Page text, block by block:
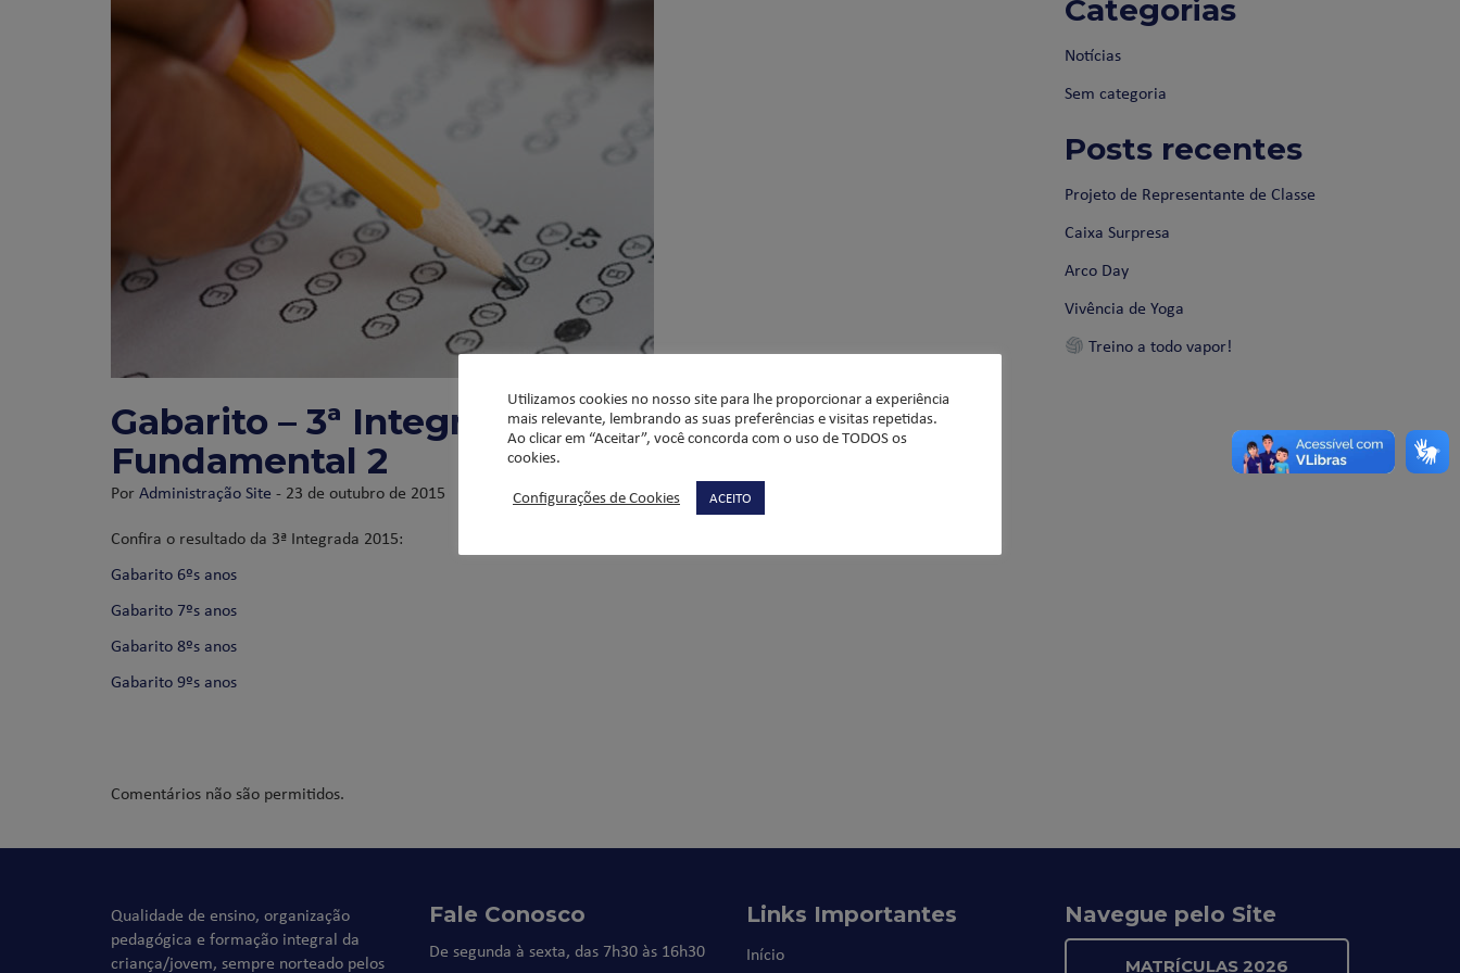
Gabarito – 3ª Integrada 2015 – Ensino
Fundamental 2
PorAdministração Site - 23 de outubro de 2015
Confira o resultado da 3ª Integrada 2015:
Gabarito 6ºs anos
Gabarito 7ºs anos
Gabarito 8ºs anos
Gabarito 9ºs anos
Comentários não são permitidos.
Categorias
Notícias
Sem categoria
Posts recentes
Projeto de Representante de Classe
Caixa Surpresa
Arco Day
Vivência de Yoga
Treino a todo vapor!
Qualidade de ensino, organização
pedagógica e formação integral da
criança/jovem, sempre norteado pelos
Fale Conosco
De segunda à sexta, das 7h30 às 16h30
Links Importantes
Início
Navegue pelo Site
MATRÍCULAS 2026
Utilizamos cookies no nosso site para lhe proporcionar a experiência
mais relevante, lembrando as suas preferências e visitas repetidas.
Ao clicar em “Aceitar”, você concorda com o uso de TODOS os
cookies.
Configurações de Cookies
ACEITO